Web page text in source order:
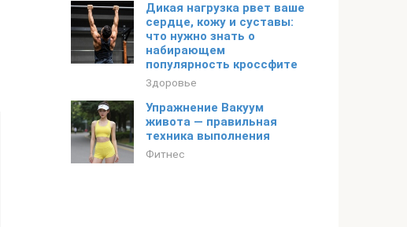
Дикая нагрузка рвет ваше
сердце, кожу и суставы:
что нужно знать о
набирающем
популярность кроссфите
Здоровье
Упражнение Вакуум
живота — правильная
техника выполнения
Фитнес